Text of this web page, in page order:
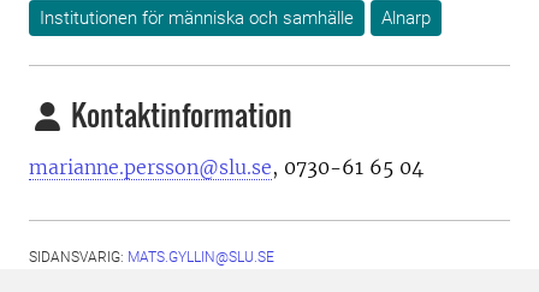
Institutionen för människa och samhälle Alnarp
Kontaktinformation
marianne.persson@slu.se, 0730-61 65 04
SIDANSVARIG: MATS.GYLLIN@SLU.SE